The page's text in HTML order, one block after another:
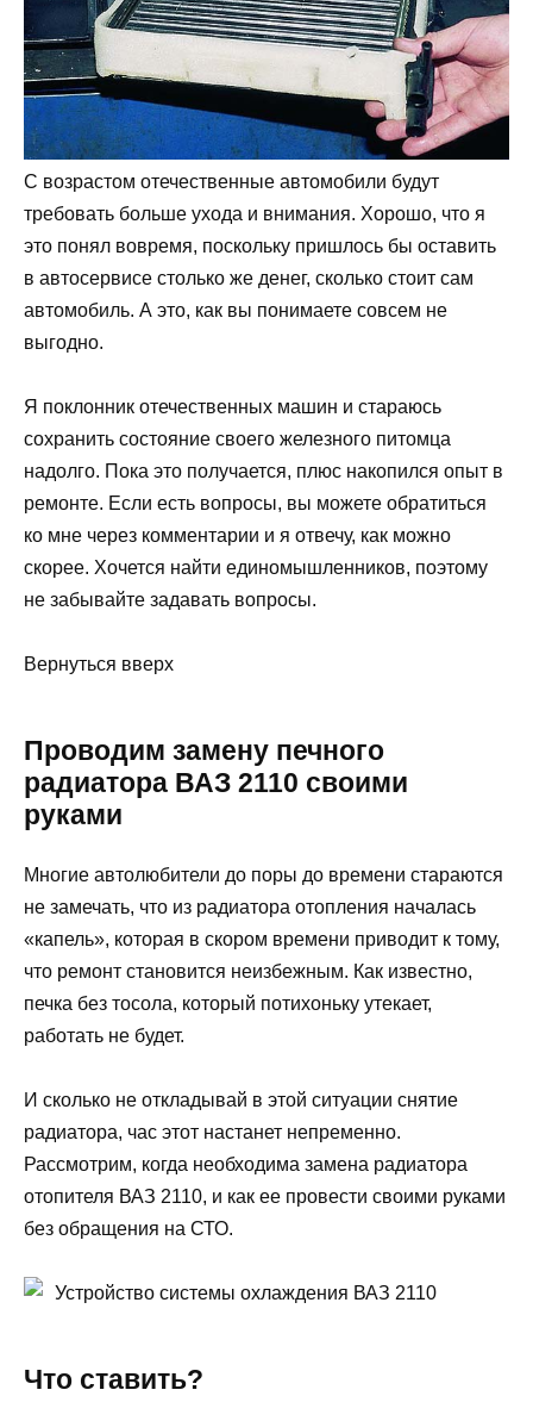
С возрастом отечественные автомобили будут
требовать больше ухода и внимания. Хорошо, что я
это понял вовремя, поскольку пришлось бы оставить
в автосервисе столько же денег, сколько стоит сам
автомобиль. А это, как вы понимаете совсем не
выгодно.
Я поклонник отечественных машин и стараюсь
сохранить состояние своего железного питомца
надолго. Пока это получается, плюс накопился опыт в
ремонте. Если есть вопросы, вы можете обратиться
ко мне через комментарии и я отвечу, как можно
скорее. Хочется найти единомышленников, поэтому
не забывайте задавать вопросы.
Вернуться вверх
Проводим замену печного
радиатора ВАЗ 2110 своими
руками
Многие автолюбители до поры до времени стараются
не замечать, что из радиатора отопления началась
«капель», которая в скором времени приводит к тому,
что ремонт становится неизбежным. Как известно,
печка без тосола, который потихоньку утекает,
работать не будет.
И сколько не откладывай в этой ситуации снятие
радиатора, час этот настанет непременно.
Рассмотрим, когда необходима замена радиатора
отопителя ВАЗ 2110, и как ее провести своими руками
без обращения на СТО.
Устройство системы охлаждения ВАЗ 2110
Что ставить?